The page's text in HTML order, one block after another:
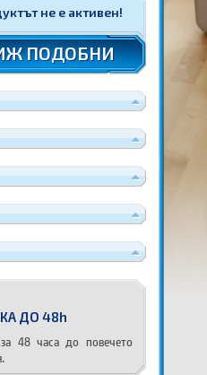
не е активен!
ПОДОБНИ
ДО 48h
48 часа до повечето